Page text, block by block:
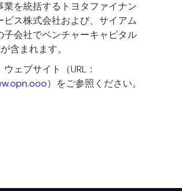
業を統括するトヨタファイナン
ビス株式会社および、サイアム
子会社でベンチャーキャピタル
含まれます。
ェブサイト（URL：
）をご参照ください。